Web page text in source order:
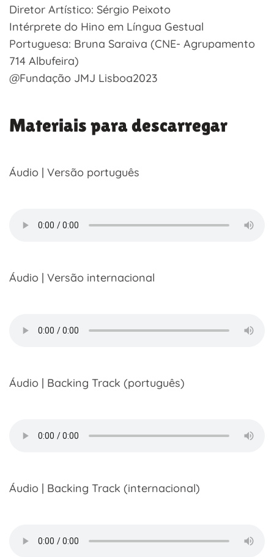
Diretor Artístico: Sérgio Peixoto
Intérprete do Hino em Língua Gestual
Portuguesa: Bruna Saraiva (CNE- Agrupamento
714 Albufeira)
@Fundação JMJ Lisboa2023
Materiais para descarregar
Áudio | Versão português
Áudio | Versão internacional
Áudio | Backing Track (português)
Áudio | Backing Track (internacional)